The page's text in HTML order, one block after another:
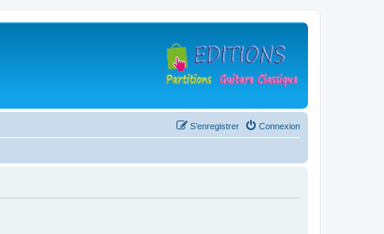
Connexion
S’enregistrer